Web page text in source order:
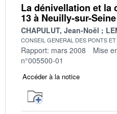
La dénivellation et la
13 à Neuilly-sur-Seine
CHAPULUT, Jean-Noël
CONSEIL GENERAL DES PONTS
Rapport: mars 2008 Mise
n°005500-01
Accéder à la notice